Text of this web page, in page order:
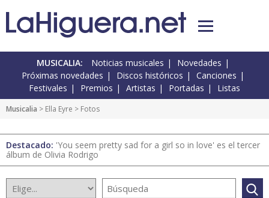
MUSICALIA: Noticias musicales
Novedades
Próximas novedades
Discos históricos
Canciones
Festivales
Premios Artistas Portadas Listas
Musicalia > Ella Eyre > Fotos
Destacado: 'You seem pretty sad for a girl so in love' es el tercer
álbum de Olivia Rodrigo